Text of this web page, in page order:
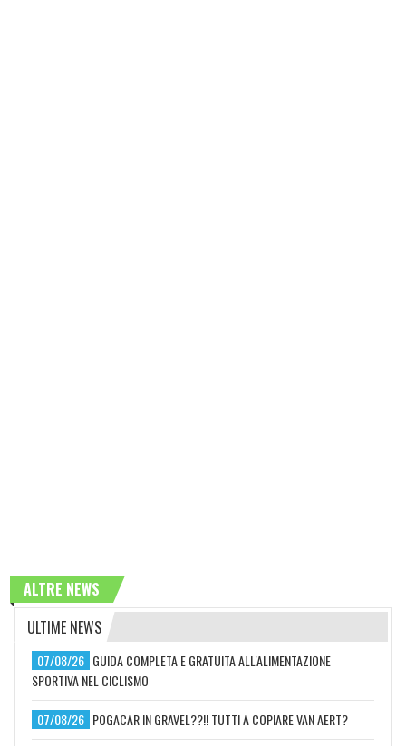
ALTRE NEWS
ULTIME NEWS
07/08/26 GUIDA COMPLETA E GRATUITA ALL'ALIMENTAZIONE
SPORTIVA NEL CICLISMO
07/08/26 POGACAR IN GRAVEL??!! TUTTI A COPIARE VAN AERT?